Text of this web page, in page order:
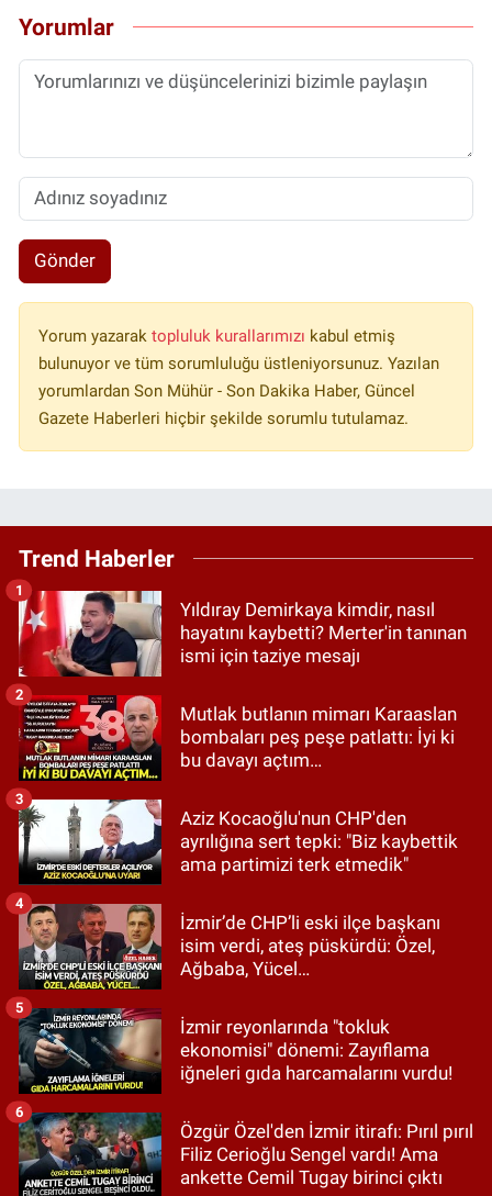
Yorumlar
Gönder
Yorum yazarak topluluk kurallarımızı kabul etmiş
bulunuyor ve tüm sorumluluğu üstleniyorsunuz. Yazılan
yorumlardan Son Mühür - Son Dakika Haber, Güncel
Gazete Haberleri hiçbir şekilde sorumlu tutulamaz.
Trend Haberler
Yıldıray Demirkaya kimdir, nasıl
hayatını kaybetti? Merter'in tanınan
ismi için taziye mesajı
1
Mutlak butlanın mimarı Karaaslan
bombaları peş peşe patlattı: İyi ki
bu davayı açtım…
2
Aziz Kocaoğlu'nun CHP'den
ayrılığına sert tepki: "Biz kaybettik
ama partimizi terk etmedik"
3
İzmir’de CHP’li eski ilçe başkanı
isim verdi, ateş püskürdü: Özel,
Ağbaba, Yücel…
4
İzmir reyonlarında "tokluk
ekonomisi" dönemi: Zayıflama
iğneleri gıda harcamalarını vurdu!
5
Özgür Özel'den İzmir itirafı: Pırıl pırıl
Filiz Cerioğlu Sengel vardı! Ama
ankette Cemil Tugay birinci çıktı
6